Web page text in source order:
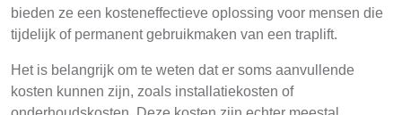
bieden ze een kosteneffectieve oplossing voor mensen die
tijdelijk of permanent gebruikmaken van een traplift.
Het is belangrijk om te weten dat er soms aanvullende
kosten kunnen zijn, zoals installatiekosten of